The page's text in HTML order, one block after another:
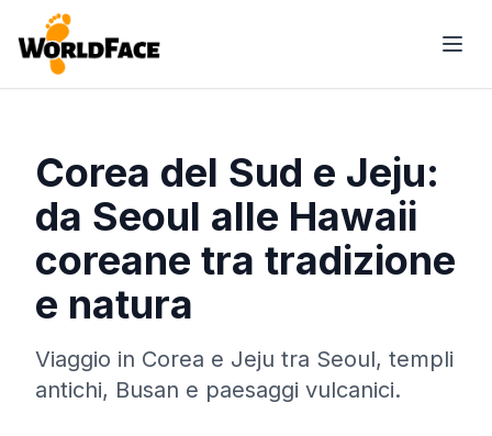
Corea del Sud e Jeju:
da Seoul alle Hawaii
coreane tra tradizione
e natura
Viaggio in Corea e Jeju tra Seoul, templi
antichi, Busan e paesaggi vulcanici.